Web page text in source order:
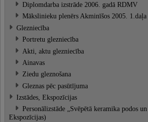
Diplomdarba izstrāde 2006. gadā RDMV
Mākslinieku plenērs Akminīšos 2005. 1.daļa
Glezniecība
Portretu glezniecība
Akti, aktu glezniecība
Ainavas
Ziedu gleznošana
Gleznas pēc pasūtījuma
Izstādes, Ekspozīcijas
Personālizstāde „Svēpētā keramika podos
Ekspozīcijas)